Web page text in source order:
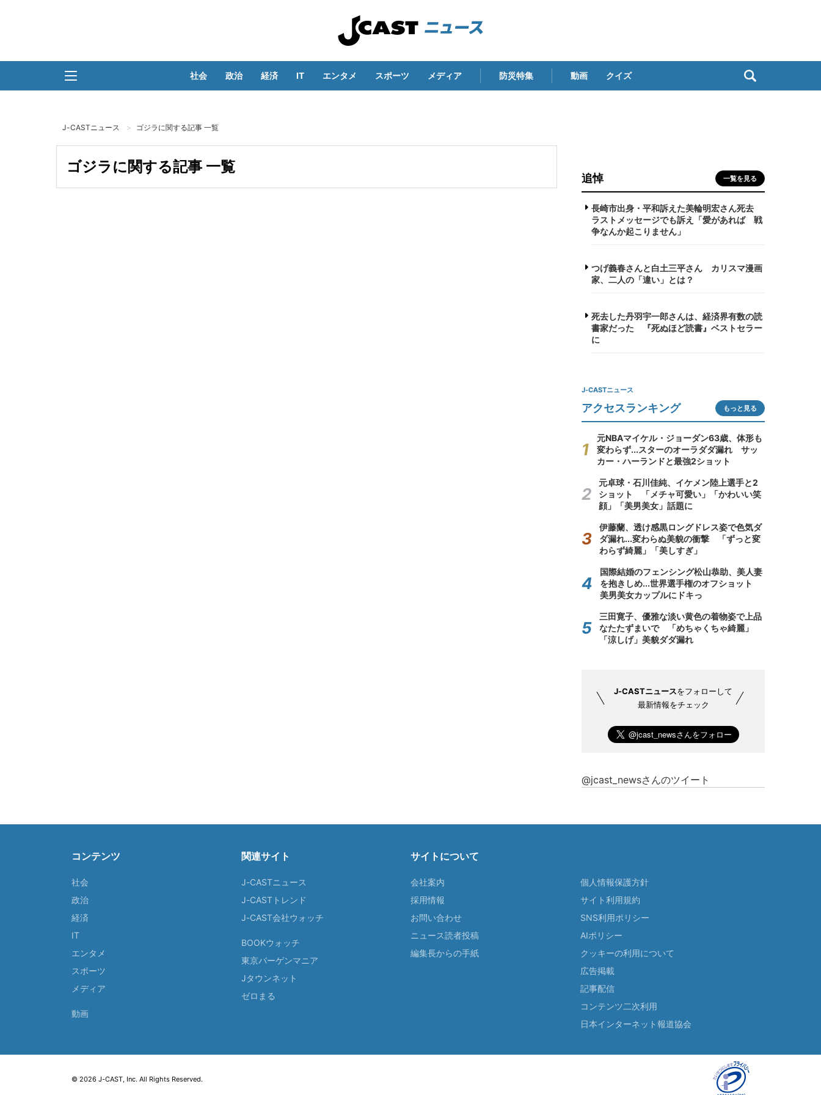
社会 政治 経済 IT エンタメ スポーツ メディア 防災特集 動画 クイズ
J-CASTニュース ゴジラに関する記事 一覧
ゴジラに関する記事 一覧
追悼 一覧を見る
長崎市出身・平和訴えた美輪明宏さん死去
ラストメッセージでも訴え「愛があれば 戦
争なんか起こりません」
つげ義春さんと白土三平さん カリスマ漫画
家、二人の「違い」とは？
死去した丹羽宇一郎さんは、経済界有数の読
書家だった 『死ぬほど読書』ベストセラー
に
J-CASTニュース
アクセスランキング もっと見る
元NBAマイケル・ジョーダン63歳、体形も
変わらず...スターのオーラダダ漏れ サッ
カー・ハーランドと最強2ショット
元卓球・石川佳純、イケメン陸上選手と2
ショット 「メチャ可愛い」「かわいい笑
顔」「美男美女」話題に
伊藤蘭、透け感黒ロングドレス姿で色気ダ
ダ漏れ...変わらぬ美貌の衝撃 「ずっと変
わらず綺麗」「美しすぎ」
国際結婚のフェンシング松山恭助、美人妻
を抱きしめ...世界選手権のオフショット
美男美女カップルにドキっ
三田寛子、優雅な淡い黄色の着物姿で上品
なたたずまいで 「めちゃくちゃ綺麗」
「涼しげ」美貌ダダ漏れ
J-CASTニュースをフォローして
最新情報をチェック
@jcast_newsさんのツイート
コンテンツ
社会
政治
経済
IT
エンタメ
スポーツ
メディア
動画
関連サイト
J-CASTニュース
J-CASTトレンド
J-CAST会社ウォッチ
BOOKウォッチ
東京バーゲンマニア
Jタウンネット
ゼロまる
サイトについて
会社案内
採用情報
お問い合わせ
ニュース読者投稿
編集長からの手紙
個人情報保護方針
サイト利用規約
SNS利用ポリシー
AIポリシー
クッキーの利用について
広告掲載
記事配信
コンテンツ二次利用
日本インターネット報道協会
© 2026 J-CAST, Inc. All Rights Reserved.